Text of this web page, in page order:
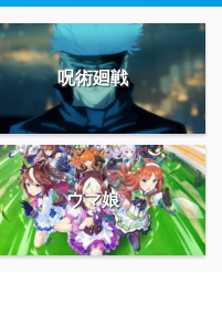
呪術廻戦
ウマ娘